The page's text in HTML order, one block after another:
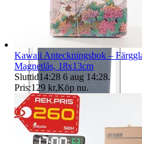
Kawaii Anteckningsbok –
Magnetlås, 18x13cm
Sluttid14:28 6 aug 14:28.
Pris:129 kr,Köp nu.